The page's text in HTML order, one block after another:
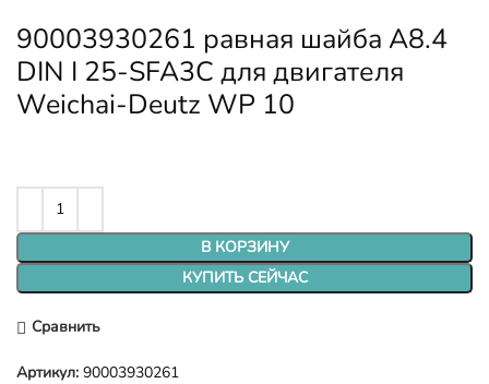
90003930261 равная шайба A8.4
DIN I 25-SFA3C для двигателя
Weichai-Deutz WP 10
В КОРЗИНУ
КУПИТЬ СЕЙЧАС
Сравнить
Артикул: 90003930261